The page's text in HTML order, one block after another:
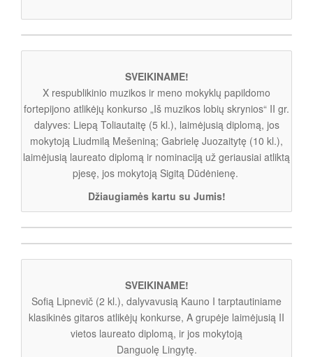
SVEIKINAME!
X respublikinio muzikos ir meno mokyklų papildomo
fortepijono atlikėjų konkurso „Iš muzikos lobių skrynios“ II gr.
dalyves: Liepą Toliautaitę (5 kl.), laimėjusią diplomą, jos
mokytoją Liudmilą Mešeniną; Gabrielę Juozaitytę (10 kl.),
laimėjusią laureato diplomą ir nominaciją už geriausiai atliktą
pjesę, jos mokytoją Sigitą Dūdėnienę.
Džiaugiamės kartu su Jumis!
SVEIKINAME!
Sofią Lipnevič (2 kl.), dalyvavusią Kauno I tarptautiniame
klasikinės gitaros atlikėjų konkurse, A grupėje laimėjusią II
vietos laureato diplomą, ir jos mokytoją
Danguolę Lingytę.